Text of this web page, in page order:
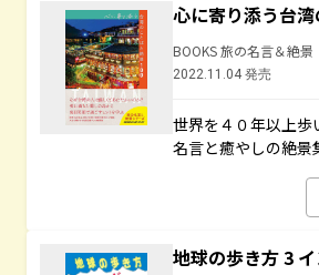
心に寄り添う台
BOOKS 旅の名言＆絶景
2022.11.04 発売
世界を４０年以上歩
名言と癒やしの絶景
地球の歩き方 3